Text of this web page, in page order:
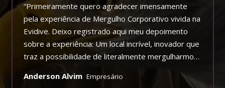
“Primeiramente quero agradecer imensamente
pela experiência de Mergulho Corporativo vivida na
Evidive. Deixo registrado aqui meu depoimento
sobre a experiência: Um local incrível, inovador que
traz a possibilidade de literalmente mergulharmos
para os participantes uma percepção de nossos
Anderson Alvim Empresário